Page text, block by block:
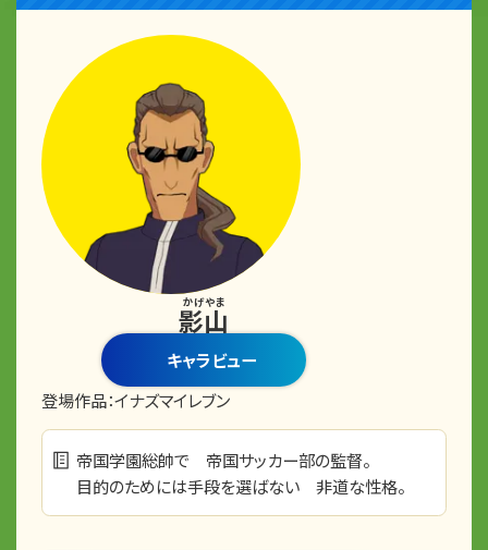
影山
かげやま
キャラビュー
登場作品：イナズマイレブン
帝国学園総帥で 帝国サッカー部の監督。
目的のためには手段を選ばない 非道な性格。